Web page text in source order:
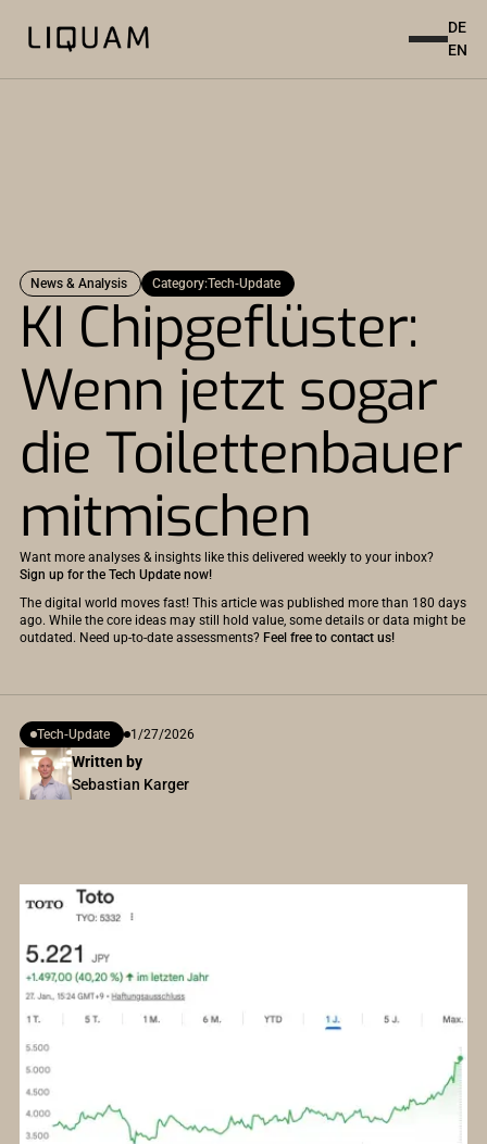
DE
EN
News & Analysis Category:Tech-Update
KI Chipgeflüster:
Wenn jetzt sogar
die Toilettenbauer
mitmischen
Want more analyses & insights like this delivered weekly to your inbox?
Sign up for the Tech Update now!
The digital world moves fast! This article was published more than 180 days
ago. While the core ideas may still hold value, some details or data might be
outdated. Need up-to-date assessments? Feel free to contact us!
Written by
Sebastian Karger
Tech-Update 1/27/2026